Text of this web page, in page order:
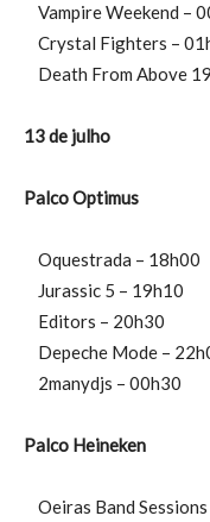
Vampire Weekend –
Crystal Fighters –
Death From Above
13 de julho
Palco Optimus
Oquestrada – 18h00
Jurassic 5 – 19h10
Editors – 20h30
Depeche Mode –
2manydjs – 00h30
Palco Heineken
Oeiras Band